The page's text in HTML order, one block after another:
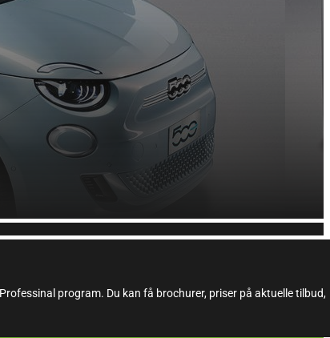
program. Du kan få brochurer, priser på aktuelle tilbud,